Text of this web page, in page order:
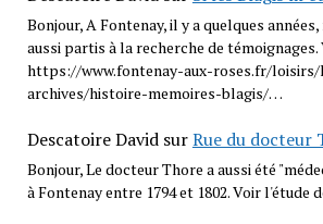
Bonjour, A Fontenay, il y a quelques
aussi partis à la recherche de témoignages.
https://www.fontenay-aux-roses.fr/
archives/histoire-memoires-blagis/…
Descatoire DavidsurRue du docteur
Bonjour, Le docteur Thore a aussi été
à Fontenay entre 1794 et 1802. Voir l'étude